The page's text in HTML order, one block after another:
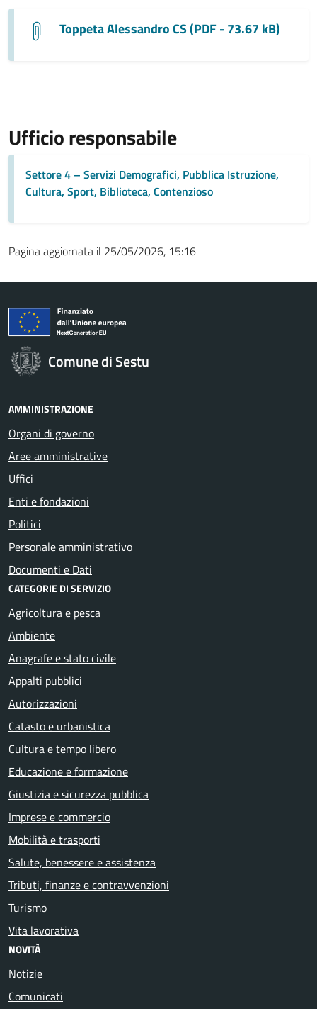
Toppeta Alessandro CS (PDF - 73.67 kB)
Ufficio responsabile
Settore 4 – Servizi Demografici, Pubblica Istruzione,
Cultura, Sport, Biblioteca, Contenzioso
Pagina aggiornata il 25/05/2026, 15:16
Comune di Sestu
AMMINISTRAZIONE
Organi di governo
Aree amministrative
Uffici
Enti e fondazioni
Politici
Personale amministrativo
Documenti e Dati
CATEGORIE DI SERVIZIO
Agricoltura e pesca
Ambiente
Anagrafe e stato civile
Appalti pubblici
Autorizzazioni
Catasto e urbanistica
Cultura e tempo libero
Educazione e formazione
Giustizia e sicurezza pubblica
Imprese e commercio
Mobilità e trasporti
Salute, benessere e assistenza
Tributi, finanze e contravvenzioni
Turismo
Vita lavorativa
NOVITÀ
Notizie
Comunicati